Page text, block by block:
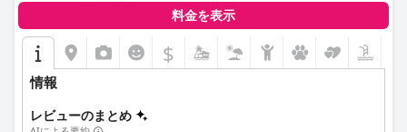
清潔さは際立った特徴で、共用エリアと客室の両方が常に清潔で
あると評価されています。卓越した清潔さは、勤勉な清掃スタッ
フによって細心の注意を払って維持されているスパとビーチエリ
アにも及んでいます。
ホテルのスタッフは、フレンドリーさ、プロ意識、そして顧客志
向のサービスで称賛されています。チームは、礼儀正しさ、気配
料金を表示
$
情報
レビューのまとめ